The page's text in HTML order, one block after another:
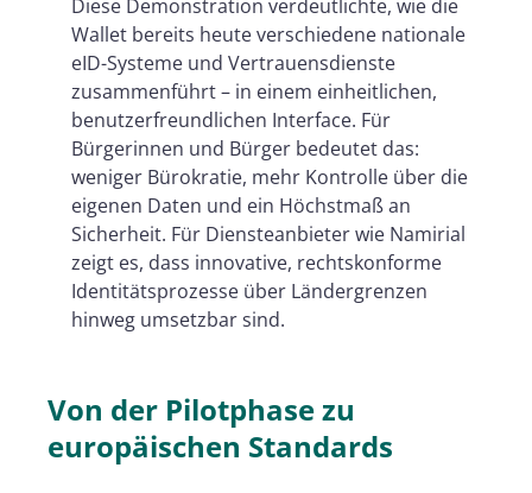
Diese Demonstration verdeutlichte, wie die
Wallet bereits heute verschiedene nationale
eID-Systeme und Vertrauensdienste
zusammenführt – in einem einheitlichen,
benutzerfreundlichen Interface. Für
Bürgerinnen und Bürger bedeutet das:
weniger Bürokratie, mehr Kontrolle über die
eigenen Daten und ein Höchstmaß an
Sicherheit. Für Diensteanbieter wie Namirial
zeigt es, dass innovative, rechtskonforme
Identitätsprozesse über Ländergrenzen
hinweg umsetzbar sind.
Von der Pilotphase zu
europäischen Standards